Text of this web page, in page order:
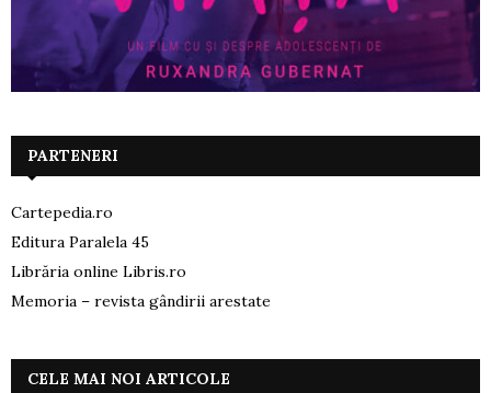
PARTENERI
Cartepedia.ro
Editura Paralela 45
Librăria online Libris.ro
Memoria – revista gândirii arestate
CELE MAI NOI ARTICOLE